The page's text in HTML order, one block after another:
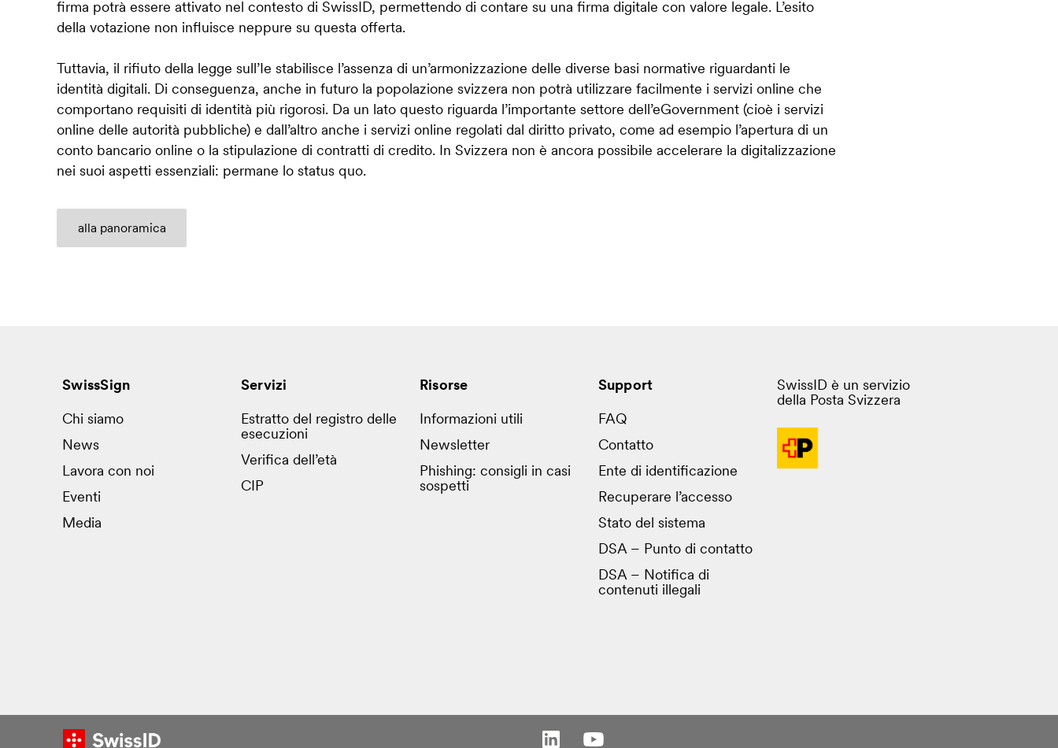
firma potrà essere attivato nel contesto di SwissID, permettendo di contare su una firma digitale con valore legale. L’esito
della votazione non influisce neppure su questa offerta.
Tuttavia, il rifiuto della legge sull’Ie stabilisce l’assenza di un’armonizzazione delle diverse basi normative riguardanti le
identità digitali. Di conseguenza, anche in futuro la popolazione svizzera non potrà utilizzare facilmente i servizi online che
comportano requisiti di identità più rigorosi. Da un lato questo riguarda l’importante settore dell’eGovernment (cioè i servizi
online delle autorità pubbliche) e dall’altro anche i servizi online regolati dal diritto privato, come ad esempio l’apertura di un
conto bancario online o la stipulazione di contratti di credito. In Svizzera non è ancora possibile accelerare la digitalizzazione
nei suoi aspetti essenziali: permane lo status quo.
alla panoramica
SwissSign
Chi siamo
News
Lavora con noi
Eventi
Media
Servizi
Estratto del registro delle
esecuzioni
Verifica dell’età
CIP
Risorse
Informazioni utili
Newsletter
Phishing: consigli in casi
sospetti
Support
FAQ
Contatto
Ente di identificazione
Recuperare l’accesso
Stato del sistema
DSA – Punto di contatto
DSA – Notifica di
contenuti illegali
SwissID è un servizio
della Posta Svizzera